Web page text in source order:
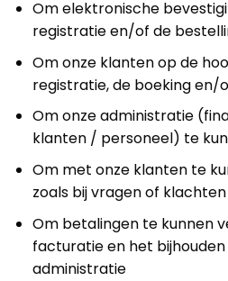
Om elektronische
registratie en/of de
Om onze klanten op de
registratie, de boeking en/
Om onze administratie
klanten / personeel) te
Om met onze klanten te
zoals bij vragen of klachten
Om betalingen te kunnen
facturatie en het
administratie